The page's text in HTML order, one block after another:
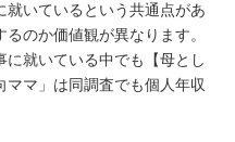
就いているという共通点があ
のか価値観が異なります。
就いている中でも【母とし
マ」は同調査でも個人年収